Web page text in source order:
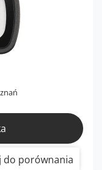
do porównania